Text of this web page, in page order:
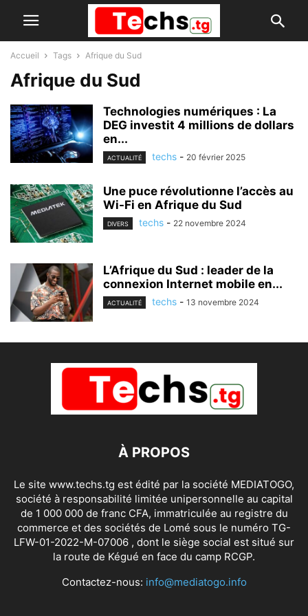
Accueil Tags Afrique du Sud
Afrique du Sud
Technologies numériques : La
DEG investit 4 millions de dollars
en...
ACTUALITÉ techs - 20 février 2025
Une puce révolutionne l’accès au
Wi-Fi en Afrique du Sud
DIVERS techs - 22 novembre 2024
L’Afrique du Sud : leader de la
connexion Internet mobile en...
ACTUALITÉ techs - 13 novembre 2024
À PROPOS
Le site www.techs.tg est édité par la société MEDIATOGO,
société à responsabilité limitée unipersonnelle au capital
de 1 000 000 de franc CFA, immatriculée au registre du
commerce et des sociétés de Lomé sous le numéro TG-
LFW-01-2022-M-07006 , dont le siège social est situé sur
la route de Kégué en face du camp RCGP.
Contactez-nous: info@mediatogo.info